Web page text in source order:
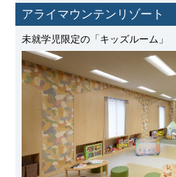
アライマウンテンリゾート
未就学児限定の「キッズルーム」